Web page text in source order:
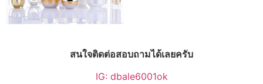
สนใจติดต่อสอบถามได้เลยครับ
IG: dbale6001ok